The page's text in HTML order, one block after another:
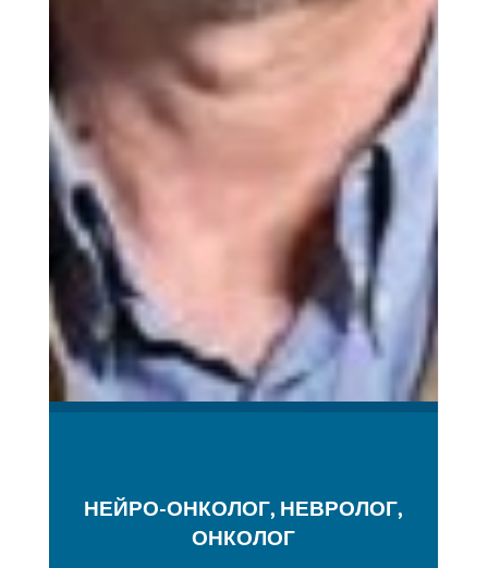
НЕЙРО-ОНКОЛОГ, НЕВРОЛОГ,
ОНКОЛОГ